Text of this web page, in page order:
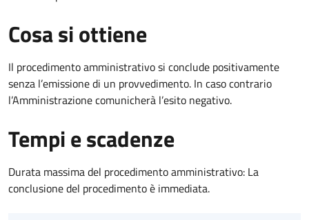
Cosa si ottiene
Il procedimento amministrativo si conclude positivamente
senza l’emissione di un provvedimento. In caso contrario
l’Amministrazione comunicherà l’esito negativo.
Tempi e scadenze
Durata massima del procedimento amministrativo: La
conclusione del procedimento è immediata.